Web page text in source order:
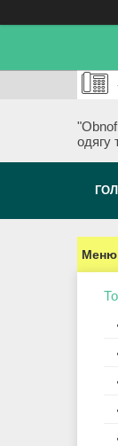
одягу